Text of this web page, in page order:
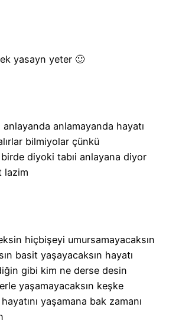
yasayn yeter 🙂
anlayanda anlamayanda hayatı
bilmiyolar çünkü
birde diyoki tabıi anlayana diyor
lazim
hiçbişeyi umursamayacaksın
basit yaşayacaksın hayatı
gibi kim ne derse desin
yaşamayacaksın keşke
yaşamana bak zamanı